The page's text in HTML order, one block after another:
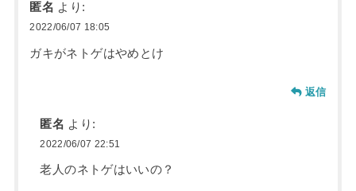
匿名 より:
2022/06/07 18:05
ガキがネトゲはやめとけ
返信
匿名 より:
2022/06/07 22:51
老人のネトゲはいいの？